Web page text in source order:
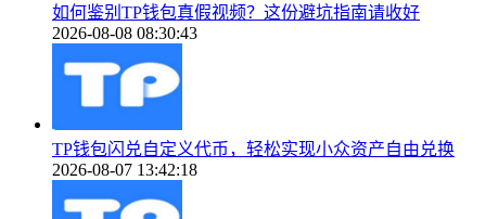
如何鉴别TP钱包真假视频？这份避坑指南请收好
2026-08-08 08:30:43
TP钱包闪兑自定义代币，轻松实现小众资产自由兑换
2026-08-07 13:42:18